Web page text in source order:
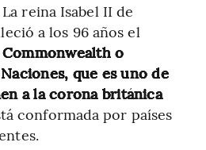
reina Isabel II de
a los 96 años el
o
que es uno de
a la corona británica
conformada por países